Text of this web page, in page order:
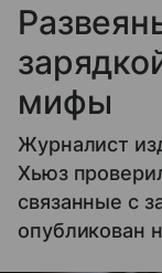
мифы
Журналист
Хьюз
связанные с
опубликован